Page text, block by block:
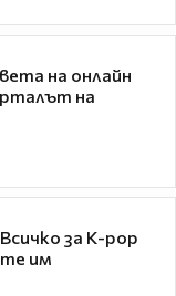
на онлайн
на
за K-pop
им